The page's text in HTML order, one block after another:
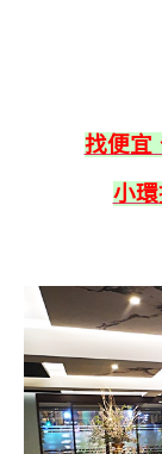
找便宜
小